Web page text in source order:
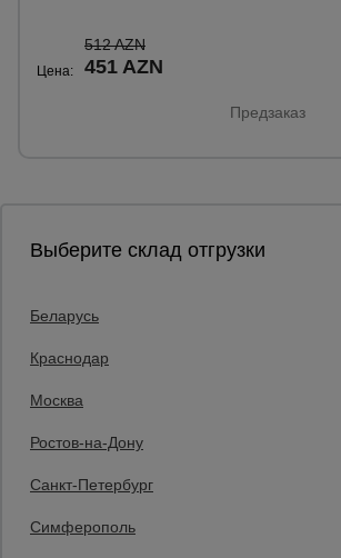
Цена:
512 AZN
451 AZN
Предзаказ
Выберите склад отгрузки
Беларусь
Краснодар
Москва
Ростов-на-Дону
Санкт-Петербург
Симферополь
О компании
Франшиза
Контакты
Защитные конструкции